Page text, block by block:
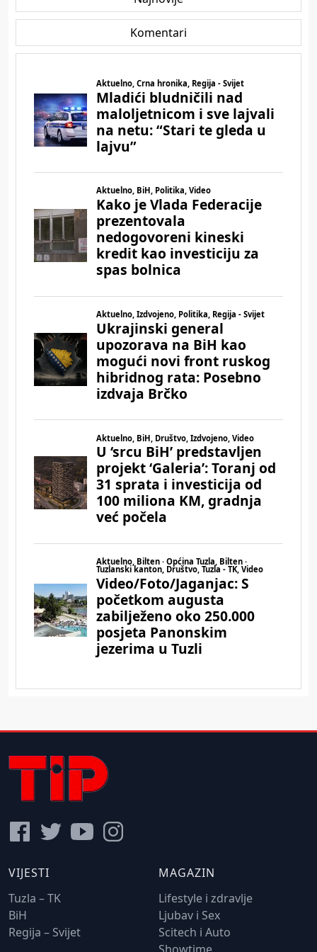
Komentari
VIJESTI
Tuzla – TK
BiH
Regija – Svijet
MAGAZIN
Lifestyle i zdravlje
Ljubav i Sex
Scitech i Auto